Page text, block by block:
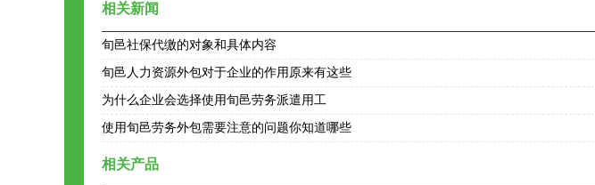
相关新闻
旬邑社保代缴的对象和具体内容
旬邑人力资源外包对于企业的作用原来有这些
为什么企业会选择使用旬邑劳务派遣用工
使用旬邑劳务外包需要注意的问题你知道哪些
相关产品